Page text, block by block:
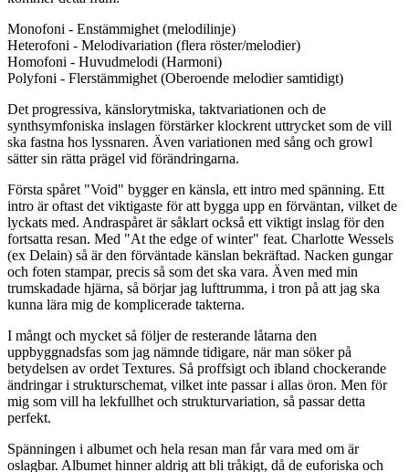
Monofoni - Enstämmighet (melodilinje)
Heterofoni - Melodivariation (flera röster/melodier)
Homofoni - Huvudmelodi (Harmoni)
Polyfoni - Flerstämmighet (Oberoende melodier samtidigt)
Det progressiva, känslorytmiska, taktvariationen och de
synthsymfoniska inslagen förstärker klockrent uttrycket som de vill
ska fastna hos lyssnaren. Även variationen med sång och growl
sätter sin rätta prägel vid förändringarna.
Första spåret "Void" bygger en känsla, ett intro med spänning. Ett
intro är oftast det viktigaste för att bygga upp en förväntan, vilket de
lyckats med. Andraspåret är såklart också ett viktigt inslag för den
fortsatta resan. Med "At the edge of winter" feat. Charlotte Wessels
(ex Delain) så är den förväntade känslan bekräftad. Nacken gungar
och foten stampar, precis så som det ska vara. Även med min
trumskadade hjärna, så börjar jag lufttrumma, i tron på att jag ska
kunna lära mig de komplicerade takterna.
I mångt och mycket så följer de resterande låtarna den
uppbyggnadsfas som jag nämnde tidigare, när man söker på
betydelsen av ordet Textures. Så proffsigt och ibland chockerande
ändringar i strukturschemat, vilket inte passar i allas öron. Men för
mig som vill ha lekfullhet och strukturvariation, så passar detta
perfekt.
Spänningen i albumet och hela resan man får vara med om är
oslagbar. Albumet hinner aldrig att bli tråkigt, då de euforiska och